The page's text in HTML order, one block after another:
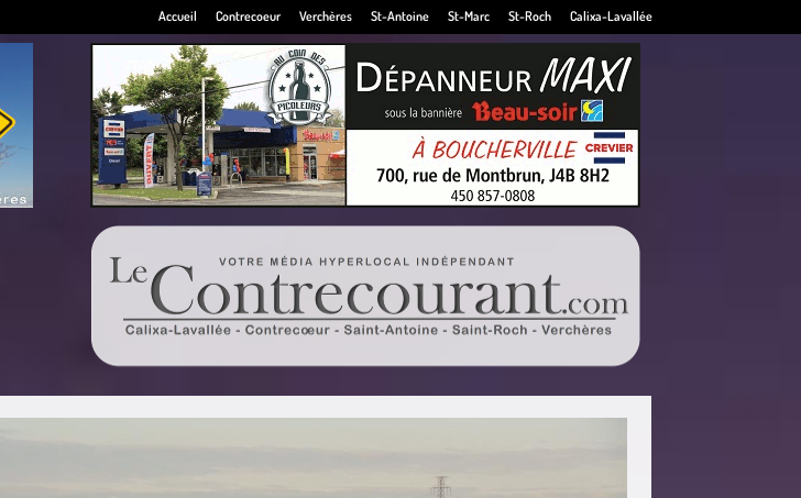
Accueil Contrecoeur Verchères St-Antoine St-Marc St-Roch Calixa-Lavallée